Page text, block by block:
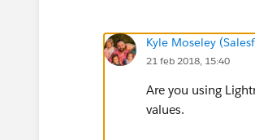
Kyle Moseley
21 feb 2018, 15:40
Are you using
values.